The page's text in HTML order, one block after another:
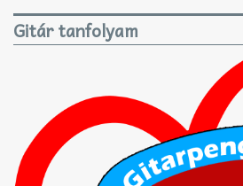
Gitár tanfolyam